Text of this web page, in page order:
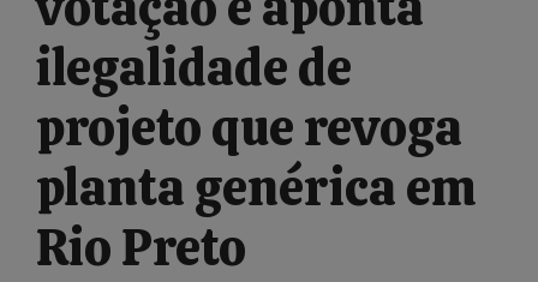
ilegalidade de
projeto que revoga
planta genérica em
Rio Preto